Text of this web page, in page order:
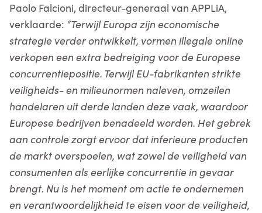
Paolo Falcioni, directeur-generaal van APPLiA,
verklaarde: “Terwijl Europa zijn economische
strategie verder ontwikkelt, vormen illegale online
verkopen een extra bedreiging voor de Europese
concurrentiepositie. Terwijl EU-fabrikanten strikte
veiligheids- en milieunormen naleven, omzeilen
handelaren uit derde landen deze vaak, waardoor
Europese bedrijven benadeeld worden. Het gebrek
aan controle zorgt ervoor dat inferieure producten
de markt overspoelen, wat zowel de veiligheid van
consumenten als eerlijke concurrentie in gevaar
brengt. Nu is het moment om actie te ondernemen
en verantwoordelijkheid te eisen voor de veiligheid,